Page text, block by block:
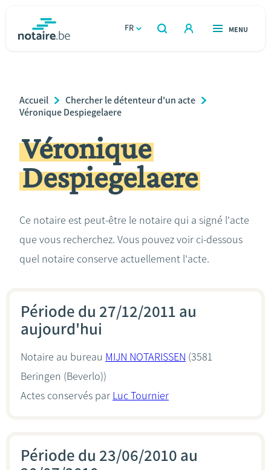
FR
OUVERT
RECHERCHER
OUVERT
MENU
Relations et vivre ensemble
Héritage et donations
Entreprendre
Calculateurs
Breadcrumb
Accueil
Chercher le détenteur d'un acte
Véronique Despiegelaere
Véronique
Despiegelaere
Ce notaire est peut-être le notaire qui a signé l'acte
que vous recherchez. Vous pouvez voir ci-dessous
quel notaire conserve actuellement l'acte.
Période du 27/12/2011 au
aujourd'hui
Notaire au bureau MIJN NOTARISSEN (3581
Beringen (Beverlo))
Actes conservés par Luc Tournier
Période du 23/06/2010 au